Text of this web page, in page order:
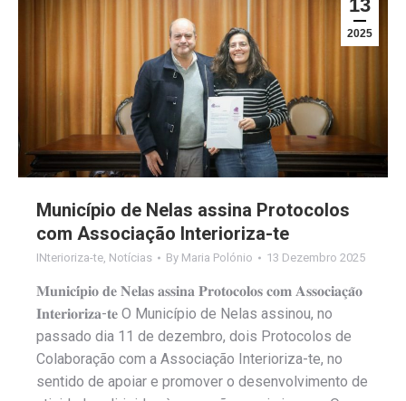
13
2025
Município de Nelas assina Protocolos
com Associação Interioriza-te
INterioriza-te, Notícias By Maria Polónio 13 Dezembro 2025
𝐌𝐮𝐧𝐢𝐜𝐢́𝐩𝐢𝐨 𝐝𝐞 𝐍𝐞𝐥𝐚𝐬 𝐚𝐬𝐬𝐢𝐧𝐚 𝐏𝐫𝐨𝐭𝐨𝐜𝐨𝐥𝐨𝐬 𝐜𝐨𝐦 𝐀𝐬𝐬𝐨𝐜𝐢𝐚𝐜̧𝐚̃𝐨
𝐈𝐧𝐭𝐞𝐫𝐢𝐨𝐫𝐢𝐳𝐚-𝐭𝐞 O Município de Nelas assinou, no
passado dia 11 de dezembro, dois Protocolos de
Colaboração com a Associação Interioriza-te, no
sentido de apoiar e promover o desenvolvimento de